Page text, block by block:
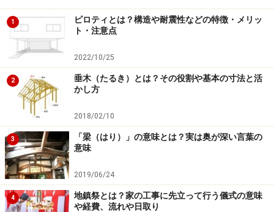
は、柱と柱の間に斜め（対角線上）に入れて建物の構造
を補強する「筋交い」の“仮版”（仮止めの筋交い）のこ
とです。建築途中、建物の垂直が狂わないよう、一時的
に設置します。本物の筋交いを施工するまでの間、仮止
めの筋交いとして活用します。
この仮筋交いについて、私は現場見学の途中、思わず大
工さんに質問してしまいました。知識の少ない素人にと
っては、とても新鮮（新発見）だったからです。建築業
界では常識なのでしょうか、未体験の領域に触れられた
印象です。施工精度に最大の注意を払う大工さんの“職人
魂”に感動しました。
1
ピロティとは？構造や耐震性などの特徴・メリッ
ト・注意点
2022/10/25
2
垂木（たるき）とは？その役割や基本の寸法と活
かし方
2018/02/10
3
「梁（はり）」の意味とは？実は奥が深い言葉の
意味
2019/06/24
4
地鎮祭とは？家の工事に先立って行う儀式の意味
や経費、流れや日取り